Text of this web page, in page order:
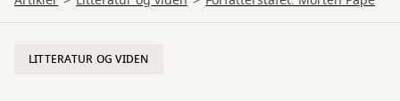
LITTERATUR OG VIDEN